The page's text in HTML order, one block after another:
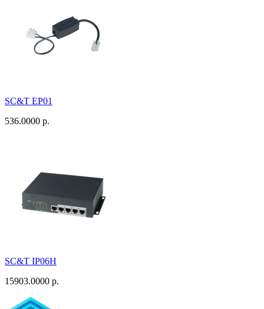
SC&T EP01
536.0000 р.
SC&T IP06H
15903.0000 р.